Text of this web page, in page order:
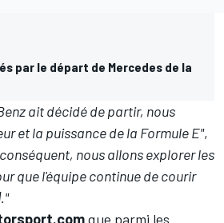
par le départ de Mercedes de la
ait décidé de partir, nous
et la puissance de la Formule E",
nous allons explorer les
que l'équipe continue de courir
que parmi les